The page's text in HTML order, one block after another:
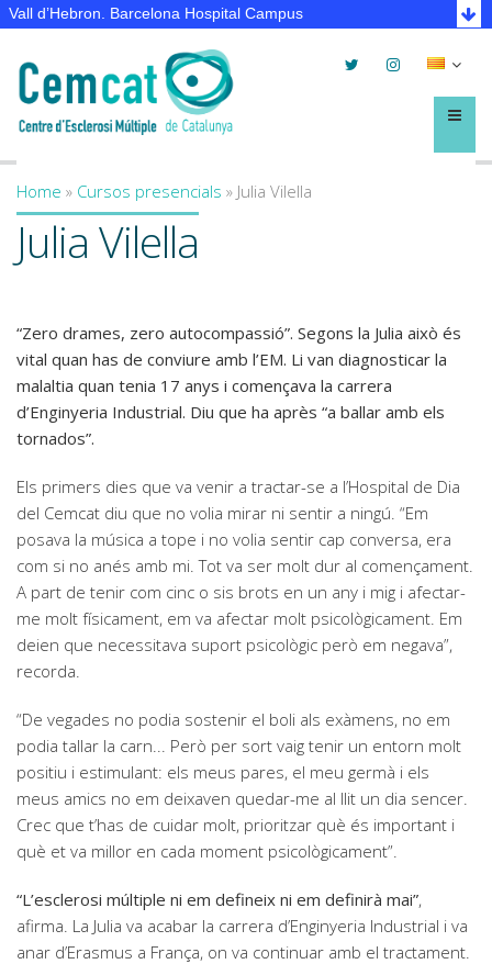
Vall d’Hebron. Barcelona Hospital Campus
TwitterInstagram
Menú
You are here
Home » Cursos presencials » Julia Vilella
Julia Vilella
“Zero drames, zero autocompassió”. Segons la Julia això és
vital quan has de conviure amb l’EM. Li van diagnosticar la
malaltia quan tenia 17 anys i començava la carrera
d’Enginyeria Industrial. Diu que ha après “a ballar amb els
tornados”.
Els primers dies que va venir a tractar-se a l’Hospital de Dia
del Cemcat diu que no volia mirar ni sentir a ningú. “Em
posava la música a tope i no volia sentir cap conversa, era
com si no anés amb mi. Tot va ser molt dur al començament.
A part de tenir com cinc o sis brots en un any i mig i afectar-
me molt físicament, em va afectar molt psicològicament. Em
deien que necessitava suport psicològic però em negava”,
recorda.
“De vegades no podia sostenir el boli als exàmens, no em
podia tallar la carn... Però per sort vaig tenir un entorn molt
positiu i estimulant: els meus pares, el meu germà i els
meus amics no em deixaven quedar-me al llit un dia sencer.
Crec que t’has de cuidar molt, prioritzar què és important i
què et va millor en cada moment psicològicament”.
“L’esclerosi múltiple ni em defineix ni em definirà mai”,
afirma. La Julia va acabar la carrera d’Enginyeria Industrial i va
anar d’Erasmus a França, on va continuar amb el tractament.